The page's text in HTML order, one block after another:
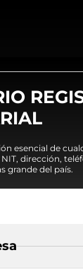
esencial de
dirección,
grande del país.